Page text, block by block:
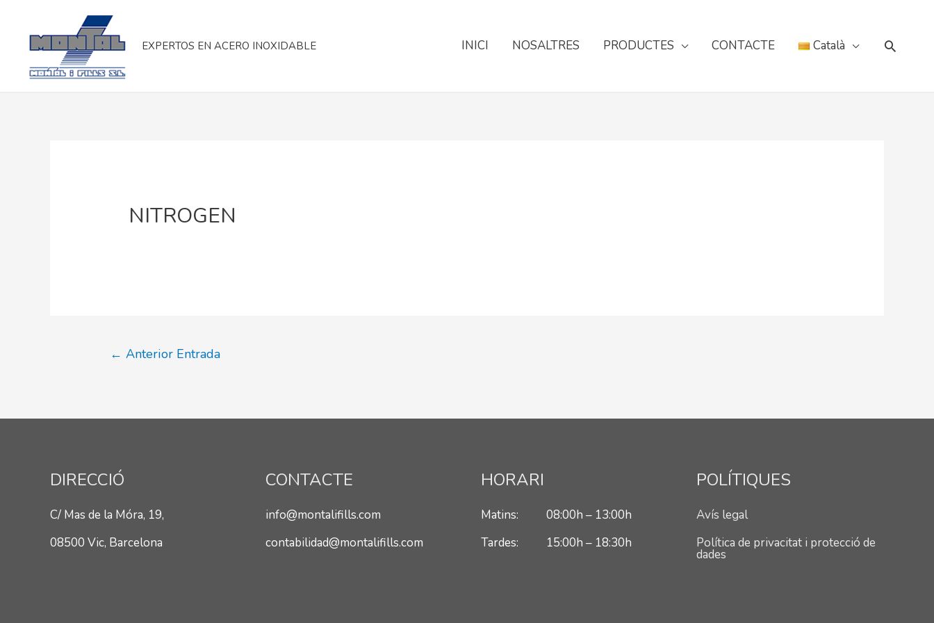
EXPERTOS EN ACERO INOXIDABLE INICI NOSALTRES PRODUCTES CONTACTE Català Cerca
NITROGEN
Navegació
← Anterior Entrada
DIRECCIÓ
C/ Mas de la Móra, 19,
08500 Vic, Barcelona
CONTACTE
info@montalifills.com
contabilidad@montalifills.com
HORARI
Matins: 08:00h – 13:00h
Tardes: 15:00h – 18:30h
POLÍTIQUES
Avís legal
Política de privacitat i protecció de
dades